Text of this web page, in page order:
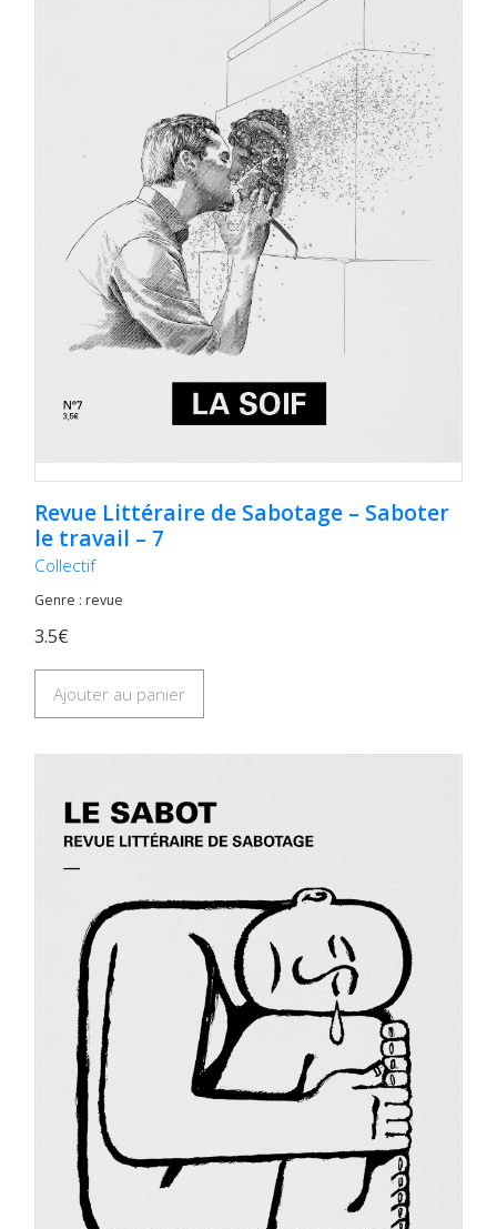
Revue Littéraire de Sabotage – Saboter
le travail – 7
Collectif
Genre : revue
3.5€
Ajouter au panier